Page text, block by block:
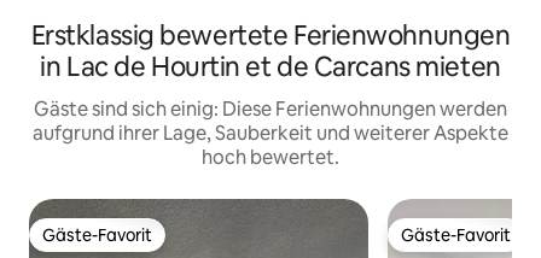
Erstklassig bewertete Ferienwohnungen
in Lac de Hourtin et de Carcans mieten
Gäste sind sich einig: Diese Ferienwohnungen werden
aufgrund ihrer Lage, Sauberkeit und weiterer Aspekte
hoch bewertet.
Gäste-Favorit
Gäste-Favorit Gäste-Favorit
Gäste-Favorit